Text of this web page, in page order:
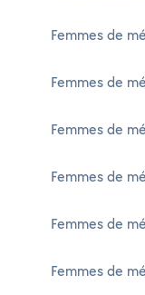
Femmes de
Femmes de
Femmes de
Femmes de
Femmes de
Femmes de